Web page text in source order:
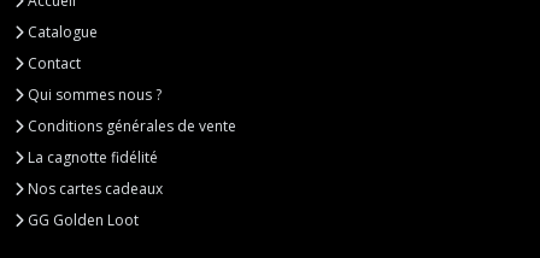
Catalogue
Contact
Qui sommes nous ?
Conditions générales de vente
La cagnotte fidélité
Nos cartes cadeaux
GG Golden Loot